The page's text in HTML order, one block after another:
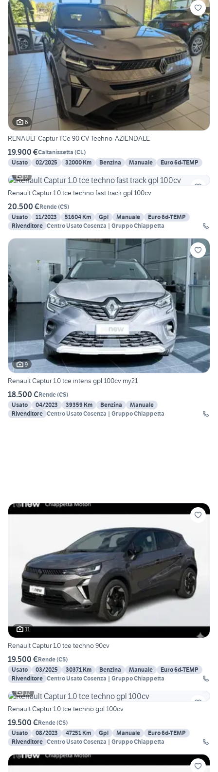
6
RENAULT Captur TCe 90 CV Techno-AZIENDALE
19.900 €Caltanissetta (CL)
Usato
02/2025 32000 Km Benzina Manuale
Euro 6d-TEMP
9
Renault Captur 1.0 tce techno fast track gpl 100cv
20.500 €Rende(CS)
Usato
11/2023 51604 Km Gpl Manuale
Euro 6d-TEMP
Rivenditore Centro Usato Cosenza | Gruppo Chiappetta
9
Renault Captur 1.0 tce intens gpl 100cv my21
18.500 €Rende(CS)
Usato
04/2023 39359 Km Benzina
Manuale
Rivenditore Centro Usato Cosenza | Gruppo Chiappetta
11
Renault Captur 1.0 tce techno 90cv
19.500 €Rende(CS)
Usato
03/2025 30371 Km Benzina Manuale
Euro 6d-TEMP
Rivenditore Centro Usato Cosenza | Gruppo Chiappetta
12
Renault Captur 1.0 tce techno gpl 100cv
19.500 €Rende(CS)
Usato
08/2023 47251 Km Gpl Manuale
Euro 6d-TEMP
Rivenditore Centro Usato Cosenza | Gruppo Chiappetta